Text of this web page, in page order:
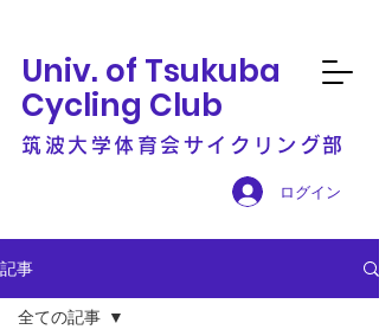
Univ. of Tsukuba
Cycling Club
筑波大学体育会サイクリング部
ログイン
記事
全ての記事